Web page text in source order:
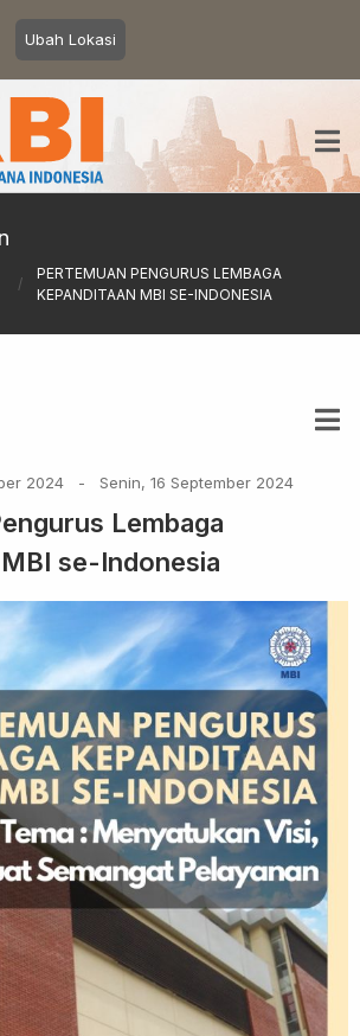
Ubah Lokasi
/
PERTEMUAN PENGURUS LEMBAGA
KEPANDITAAN MBI SE-INDONESIA
2024 - Senin, 16 September 2024
Lembaga
se-Indonesia